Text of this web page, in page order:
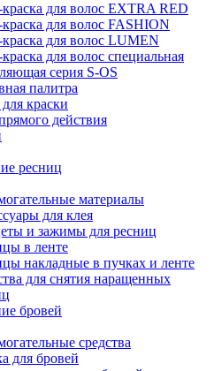
для волос EXTRA RED
для волос FASHION
для волос LUMEN
для волос специальная
серия S-OS
палитра
краски
действия
ресниц
материалы
для клея
и зажимы для ресниц
в ленте
накладные в пучках и ленте
для снятия наращенных
бровей
средства
для бровей